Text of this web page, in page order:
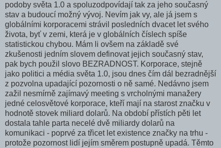
podoby světa 1.0 a spoluzodpovídají tak za jeho současný
stav a budoucí možný vývoj. Nevím jak vy, ale já jsem s
globálními korporacemi strávil posledních dvacet let svého
života, byť v zemi, která je v globálních číslech spíše
statistickou chybou. Mám li ovšem na základě své
zkušenosti jedním slovem definovat jejich současný stav,
pak bych použil slovo BEZRADNOST. Korporace, stejně
jako politici a média světa 1.0, jsou dnes čím dál bezradnější
z pozvolna upadající pozornosti o ně samé. Nedávno jsem
zažil nesmírně zajímavý meeting s vrcholnými manažery
jedné celosvětové korporace, kteří mají na starost značku v
hodnotě stovek miliard dolarů. Na období přístích pěti let
dostala tahle parta necelé dvě miliardy dolarů na
komunikaci - poprvé za třicet let existence značky na trhu -
protože pozornost lidí jejím směrem postupně upadá. Těmto